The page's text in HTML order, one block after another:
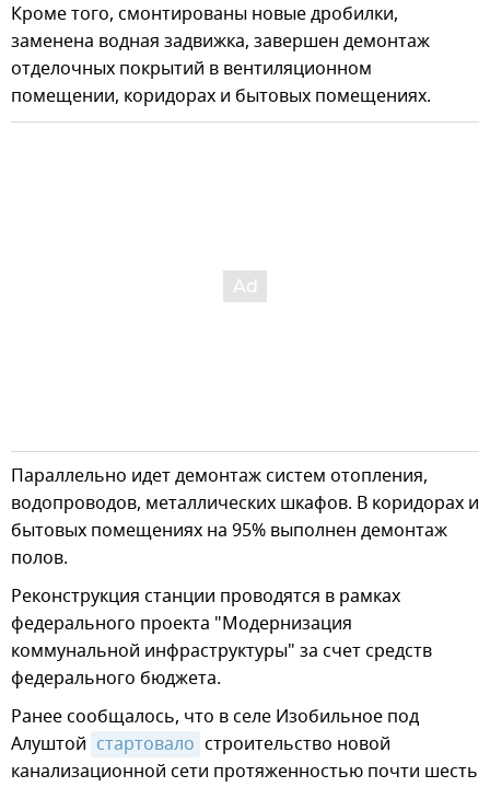
Кроме того, смонтированы новые дробилки,
заменена водная задвижка, завершен демонтаж
отделочных покрытий в вентиляционном
помещении, коридорах и бытовых помещениях.
Параллельно идет демонтаж систем отопления,
водопроводов, металлических шкафов. В коридорах и
бытовых помещениях на 95% выполнен демонтаж
полов.
Реконструкция станции проводятся в рамках
федерального проекта "Модернизация
коммунальной инфраструктуры" за счет средств
федерального бюджета.
Ранее сообщалось, что в селе Изобильное под
Алуштой стартовало строительство новой
канализационной сети протяженностью почти шесть